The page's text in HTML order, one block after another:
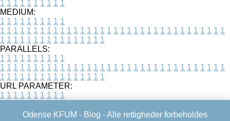
1 1 1 1 1 1 1 1 1 1
MEDIUM:
1 1 1 1 1 1 1 1 1 1
1 1 1 1 1 1 1 1 1 1 1 1 1 1 1 1 1 1 1 1 1 1 1 1 1 1 1 1 1 1 1 1 1 1
1 1 1 1 1 1 1 1 1 1 1 1 1 1 1 1
PARALLELS:
1 1 1 1 1 1 1 1 1 1
1 1 1 1 1 1 1 1 1 1 1 1 1 1 1 1 1 1 1 1 1 1 1 1 1 1 1 1 1 1 1 1 1 1
1 1 1 1 1 1 1 1 1 1 1 1 1 1 1 1
URL PARAMETER:
1 1 1 1 1 1 1 1 1 1
Odense KFUM - Blog - Alle rettigheder forbeholdes